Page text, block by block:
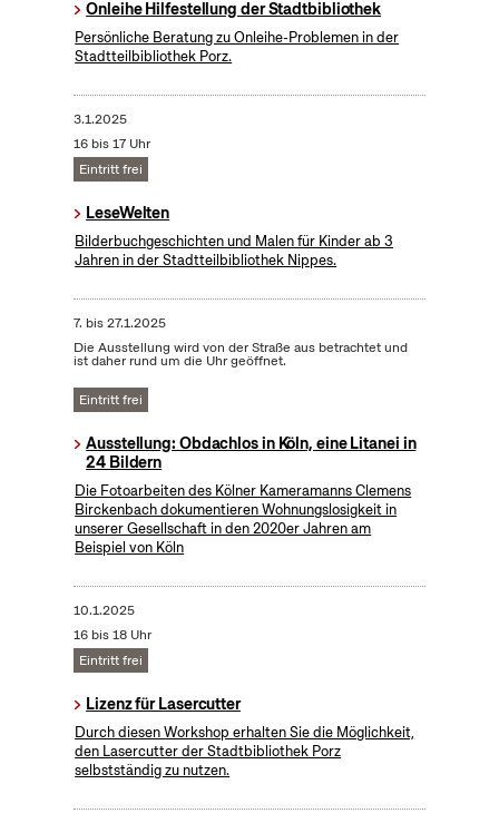
Onleihe Hilfestellung der Stadtbibliothek
Persönliche Beratung zu Onleihe-Problemen in der
Stadtteilbibliothek Porz.
3.1.2025
16 bis 17 Uhr
Eintritt frei
LeseWelten
Bilderbuchgeschichten und Malen für Kinder ab 3
Jahren in der Stadtteilbibliothek Nippes.
7. bis27.1.2025
Die Ausstellung wird von der Straße aus betrachtet und
ist daher rund um die Uhr geöffnet.
Eintritt frei
Ausstellung: Obdachlos in Köln, eine Litanei in
24 Bildern
Die Fotoarbeiten des Kölner Kameramanns Clemens
Birckenbach dokumentieren Wohnungslosigkeit in
unserer Gesellschaft in den 2020er Jahren am
Beispiel von Köln
10.1.2025
16 bis 18 Uhr
Eintritt frei
Lizenz für Lasercutter
Durch diesen Workshop erhalten Sie die Möglichkeit,
den Lasercutter der Stadtbibliothek Porz
selbstständig zu nutzen.